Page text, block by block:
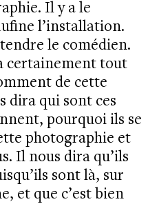
Il y a le
l’installation.
le comédien.
certainement tout
de cette
dira qui sont ces
pourquoi ils se
photographie et
Il nous dira qu’ils
sont là, sur
et que c’est bien